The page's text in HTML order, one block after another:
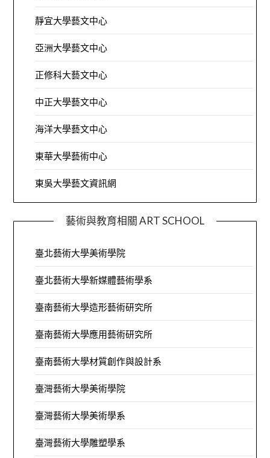
靜宜大學藝文中心
亞洲大學藝文中心
正修科大藝文中心
中正大學藝文中心
海洋大學藝文中心
東華大學藝術中心
東吳大學藝文資訊網
藝術與教育相關 ART SCHOOL
臺北藝術大學美術學院
臺北藝術大學新媒體藝術學系
臺南藝術大學造形藝術研究所
臺南藝術大學應用藝術研究所
臺南藝術大學材質創作與設計系
臺灣藝術大學美術學院
臺灣藝術大學美術學系
臺灣藝術大學雕塑學系